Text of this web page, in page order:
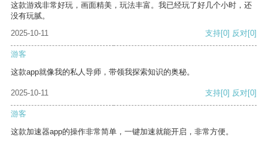
这款游戏非常好玩，画面精美，玩法丰富。我已经玩了好几个小时，还
没有玩腻。
2025-10-11
支持[0] 反对[0]
游客
这款app就像我的私人导师，带领我探索知识的奥秘。
2025-10-11 支持[0] 反对[0]
游客
这款加速器app的操作非常简单，一键加速就能开启，非常方便。